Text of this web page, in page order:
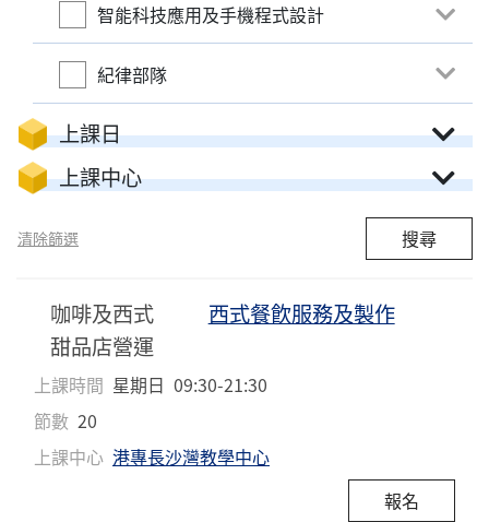
智能科技應用及手機程式設計
紀律部隊
上課日
上課中心
清除篩選 搜尋
咖啡及西式
甜品店營運
西式餐飮服務及製作
上課時間 星期日 09:30-21:30
節數 20
上課中心 港專長沙灣教學中心
報名